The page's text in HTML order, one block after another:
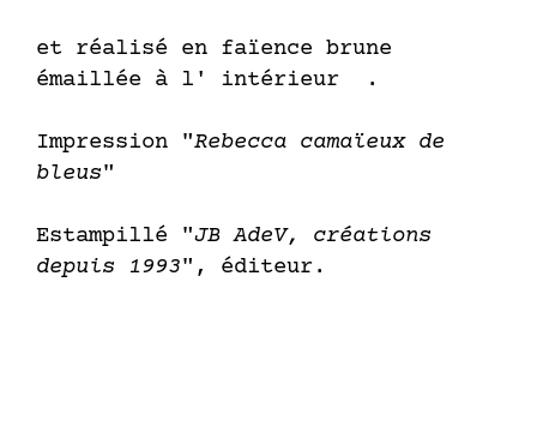
et réalisé en faïence brune
émaillée à l' intérieur .
Impression "Rebecca camaïeux de
bleus"
Estampillé "JB AdeV, créations
depuis 1993", éditeur.